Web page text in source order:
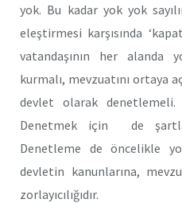
yok. Bu kadar yok yok
eleştirmesi karşısında
vatandaşının her alanda
kurmalı, mevzuatını ortaya
devlet olarak
Denetmek için de
Denetleme de öncelikle
devletin kanunlarına,
zorlayıcılığıdır.